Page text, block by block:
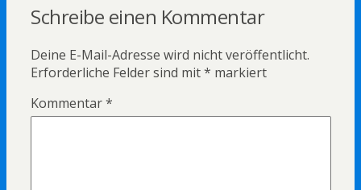
Schreibe einen Kommentar
Deine E-Mail-Adresse wird nicht veröffentlicht.
Erforderliche Felder sind mit* markiert
Kommentar*